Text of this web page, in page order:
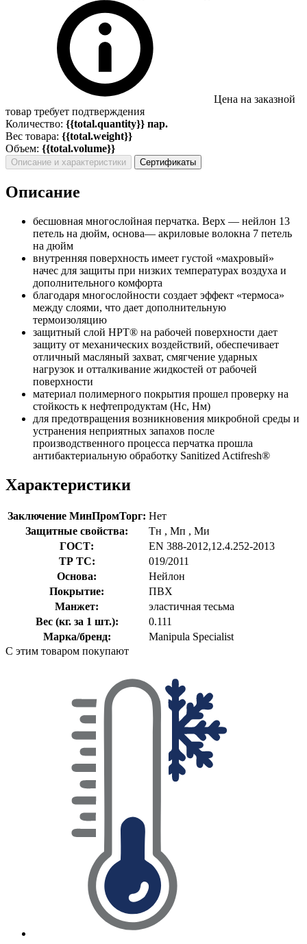
Цена на заказной
товар требует подтверждения
Количество: {{total.quantity}} пар.
Вес товара: {{total.weight}}
Объем: {{total.volume}}
Описание и характеристики Сертификаты
Описание
бесшовная многослойная перчатка. Верх — нейлон 13
петель на дюйм, основа— акриловые волокна 7 петель
на дюйм
внутренняя поверхность имеет густой «махровый»
начес для защиты при низких температурах воздуха и
дополнительного комфорта
благодаря многослойности создает эффект «термоса»
между слоями, что дает дополнительную
термоизоляцию
защитный слой НРТ® на рабочей поверхности дает
защиту от механических воздействий, обеспечивает
отличный масляный захват, смягчение ударных
нагрузок и отталкивание жидкостей от рабочей
поверхности
материал полимерного покрытия прошел проверку на
стойкость к нефтепродуктам (Нс, Нм)
для предотвращения возникновения микробной среды и
устранения неприятных запахов после
производственного процесса перчатка прошла
антибактериальную обработку Sanitized Actifresh®
Характеристики
Заключение МинПромТорг: Нет
Защитные свойства:
Тн , Мп , Ми
ГОСТ:
EN 388-2012,12.4.252-2013
ТР ТС:
019/2011
Основа:
Нейлон
Покрытие:
ПВХ
Манжет:
эластичная тесьма
Вес (кг. за 1 шт.):
0.111
Марка/бренд:
Manipula Specialist
С этим товаром покупают